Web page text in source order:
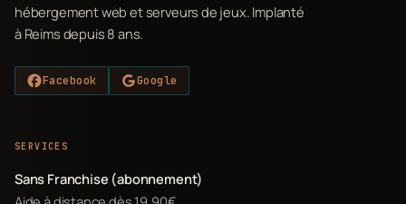
hébergement web et serveurs de jeux. Implanté
à Reims depuis 8 ans.
Facebook Google
SERVICES
Sans Franchise (abonnement)